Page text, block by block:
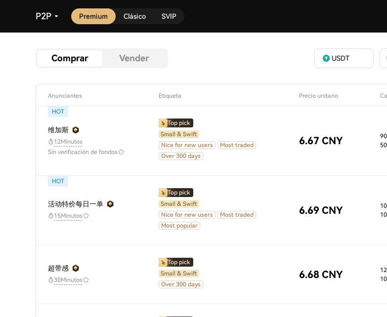
P2P Premium Clásico SVIP
Comprar Vender USDT
Anunciantes Etiqueta Precio unitario
维加斯
12Minutos
Sin verificación de fondos
Top pick
Small & Swift
Nice for new users
Most traded
Over 300 days
6.67 CNY
HOT
活动特价每日一单
15Minutos
Top pick
Small & Swift
Nice for new users
Most traded
Most popular
6.69 CNY
HOT
超带感
30Minutos
Top pick
Small & Swift
Over 300 days
6.68 CNY